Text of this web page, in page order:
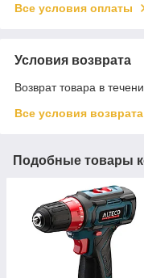
Все условия оплаты
Условия возврата
Возврат товара в
Все условия возврата
Подобные товары